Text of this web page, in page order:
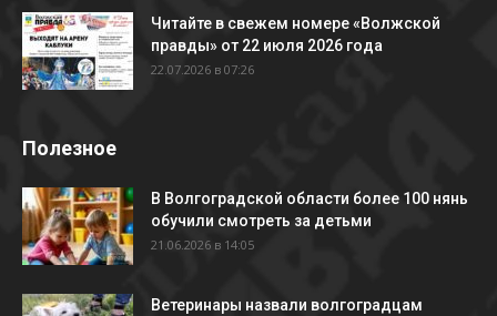
Читайте в свежем номере «Волжской
правды» от 22 июля 2026 года
22.07.2026 в 07:26
Полезное
В Волгоградской области более 100 нянь
обучили смотреть за детьми
21.06.2026 в 14:05
Ветеринары назвали волгоградцам